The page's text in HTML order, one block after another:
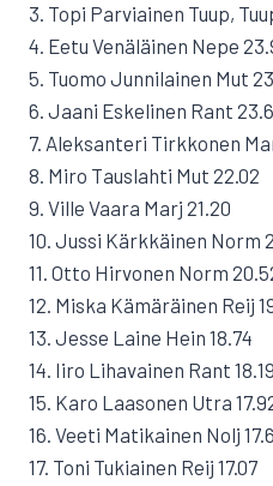
3. Topi Parviainen Tuup,
4. Eetu Venäläinen Nepe
5. Tuomo Junnilainen Mut
6. Jaani Eskelinen Rant
7. Aleksanteri Tirkkonen
8. Miro Tauslahti Mut 22.02
9. Ville Vaara Marj 21.20
10. Jussi Kärkkäinen Norm
11. Otto Hirvonen Norm
12. Miska Kämäräinen Reij
13. Jesse Laine Hein 18.74
14. Iiro Lihavainen Rant 18.19
15. Karo Laasonen Utra
16. Veeti Matikainen Nolj
17. Toni Tukiainen Reij 17.07